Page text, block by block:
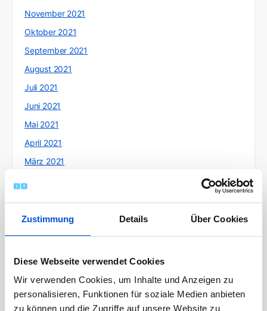
Zustimmung Details Über Cookies
Diese Webseite verwendet Cookies
Wir verwenden Cookies, um Inhalte und Anzeigen zu
personalisieren, Funktionen für soziale Medien anbieten
zu können und die Zugriffe auf unsere Website zu
November 2021
Oktober 2021
September 2021
August 2021
Juli 2021
Juni 2021
Mai 2021
April 2021
März 2021
Dezember 2020
November 2020
August 2020